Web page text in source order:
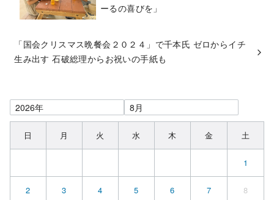
ーるの喜びを」
「国会クリスマス晩餐会２０２４」で千本氏 ゼロからイチ
生み出す 石破総理からお祝いの手紙も
日 月 火 水 木 金 土
1
2 3 4 5 6 7 8